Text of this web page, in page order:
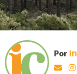
Por